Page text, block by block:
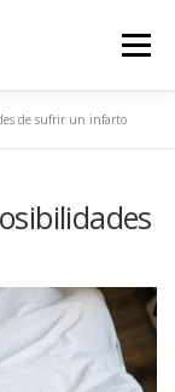
Menú
de sufrir un infarto